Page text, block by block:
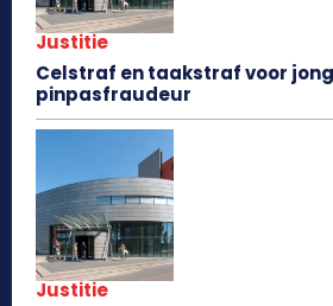
Justitie
Celstraf en taakstraf voor
pinpasfraudeur
Justitie